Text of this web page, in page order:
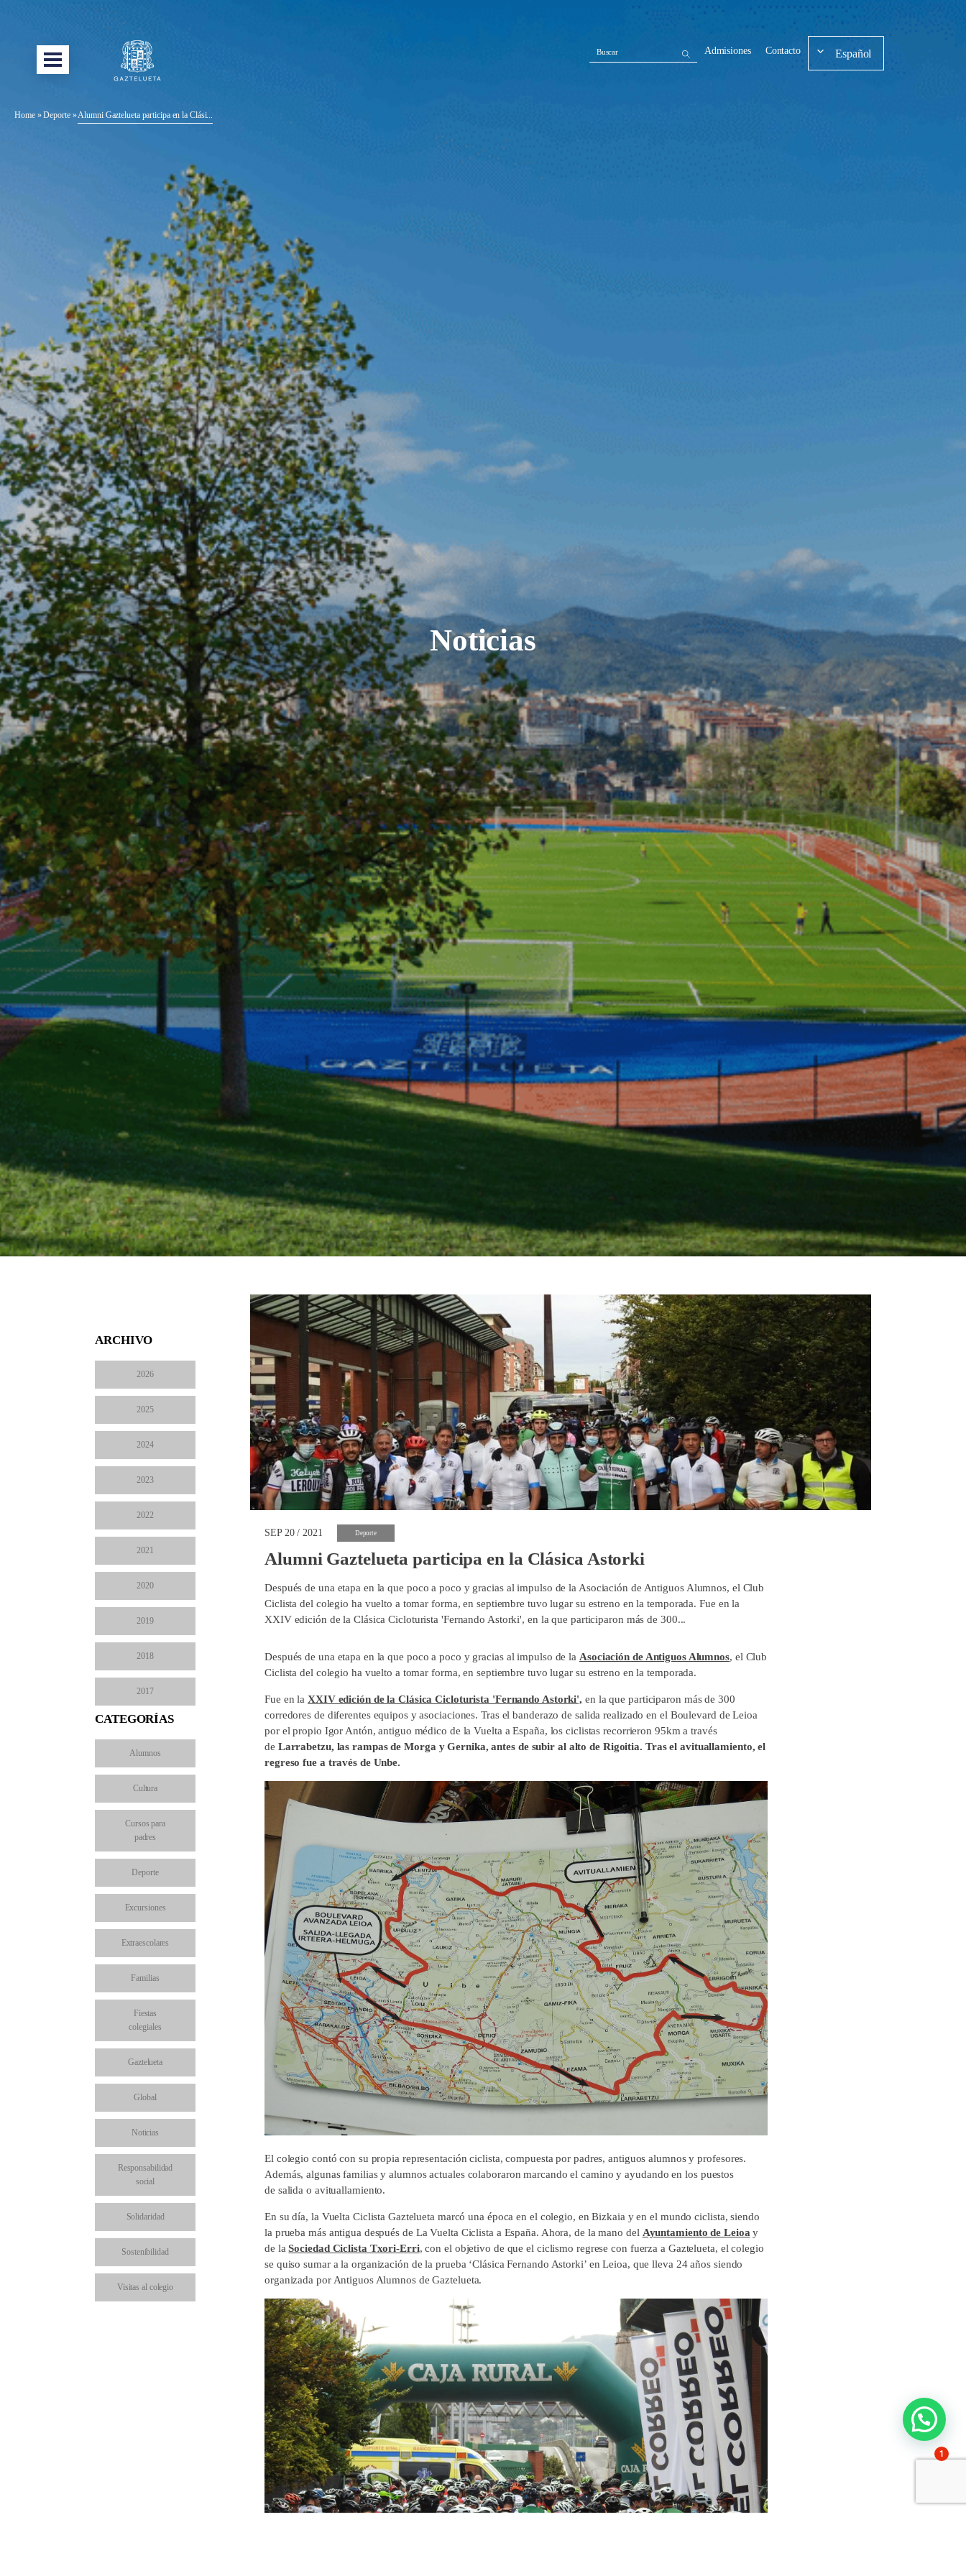
Home»Deporte»Alumni Gaztelueta participa en la Clási...
Buscar Admisiones Contacto Español
Noticias
ARCHIVO
2026
2025
2024
2023
2022
2021
2020
2019
2018
2017
CATEGORÍAS
Alumnos
Cultura
Cursos para
padres
Deporte
Excursiones
Extraescolares
Familias
Fiestas
colegiales
Gaztelueta
Global
Noticias
Responsabilidad
social
Solidaridad
Sostenibilidad
Visitas al colegio
SEP 20 / 2021 Deporte
Alumni Gaztelueta participa en la Clásica Astorki
Después de una etapa en la que poco a poco y gracias al impulso de la Asociación de Antiguos Alumnos, el Club
Ciclista del colegio ha vuelto a tomar forma, en septiembre tuvo lugar su estreno en la temporada. Fue en la
XXIV edición de la Clásica Cicloturista 'Fernando Astorki', en la que participaron más de 300...
Después de una etapa en la que poco a poco y gracias al impulso de la Asociación de Antiguos Alumnos, el Club
Ciclista del colegio ha vuelto a tomar forma, en septiembre tuvo lugar su estreno en la temporada.
Fue en la XXIV edición de la Clásica Cicloturista 'Fernando Astorki', en la que participaron más de 300
corredores de diferentes equipos y asociaciones. Tras el banderazo de salida realizado en el Boulevard de Leioa
por el propio Igor Antón, antiguo médico de la Vuelta a España, los ciclistas recorrieron 95km a través
de Larrabetzu, las rampas de Morga y Gernika, antes de subir al alto de Rigoitia. Tras el avituallamiento, el
regreso fue a través de Unbe.
El colegio contó con su propia representación ciclista, compuesta por padres, antiguos alumnos y profesores.
Además, algunas familias y alumnos actuales colaboraron marcando el camino y ayudando en los puestos
de salida o avituallamiento.
En su día, la Vuelta Ciclista Gaztelueta marcó una época en el colegio, en Bizkaia y en el mundo ciclista, siendo
la prueba más antigua después de La Vuelta Ciclista a España. Ahora, de la mano del Ayuntamiento de Leioa y
de laSociedad Ciclista Txori-Erri, con el objetivo de que el ciclismo regrese con fuerza a Gaztelueta, el colegio
se quiso sumar a la organización de la prueba ‘Clásica Fernando Astorki’ en Leioa, que lleva 24 años siendo
organizada por Antiguos Alumnos de Gaztelueta.
1